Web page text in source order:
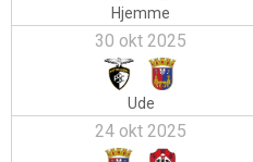
Hjemme
30 okt 2025
Ude
24 okt 2025